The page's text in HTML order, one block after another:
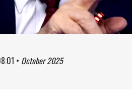
• October 2025